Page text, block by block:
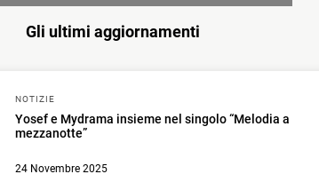
Gli ultimi aggiornamenti
NOTIZIE
Yosef e Mydrama insieme nel singolo “Melodia a
mezzanotte”
24 Novembre 2025